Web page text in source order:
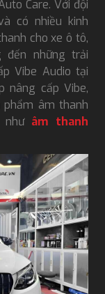
Care. Với đội
có nhiều kinh
cho xe ô tô,
đến những trải
Vibe Audio tại
nâng cấp Vibe,
âm thanh
như âm thanh